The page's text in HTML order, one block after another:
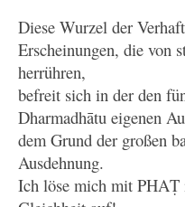
Diese Wurzel der
Erscheinungen, die von
herrühren,
befreit sich in der den
Dharmadhātu eigenen
dem Grund der großen
Ausdehnung.
Ich löse mich mit PHAṬ